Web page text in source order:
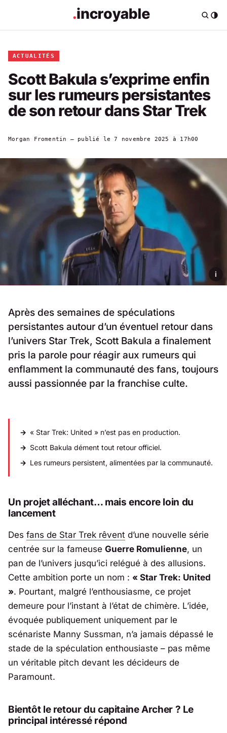
ACTUALITÉS
Scott Bakula s’exprime enfin
sur les rumeurs persistantes
de son retour dans Star Trek
Morgan Fromentin — publié le7 novembre 2025 à 17h00
i
Après des semaines de spéculations
persistantes autour d’un éventuel retour dans
l’univers Star Trek, Scott Bakula a finalement
pris la parole pour réagir aux rumeurs qui
enflamment la communauté des fans, toujours
aussi passionnée par la franchise culte.
« Star Trek: United » n’est pas en production.
Scott Bakula dément tout retour officiel.
Les rumeurs persistent, alimentées par la communauté.
Un projet alléchant… mais encore loin du
lancement
Des fans de Star Trek rêvent d’une nouvelle série
centrée sur la fameuse Guerre Romulienne, un
pan de l’univers jusqu’ici relégué à des allusions.
Cette ambition porte un nom : « Star Trek: United
». Pourtant, malgré l’enthousiasme, ce projet
demeure pour l’instant à l’état de chimère. L’idée,
évoquée publiquement uniquement par le
scénariste Manny Sussman, n’a jamais dépassé le
stade de la spéculation enthousiaste – pas même
un véritable pitch devant les décideurs de
Paramount.
Bientôt le retour du capitaine Archer ? Le
principal intéressé répond